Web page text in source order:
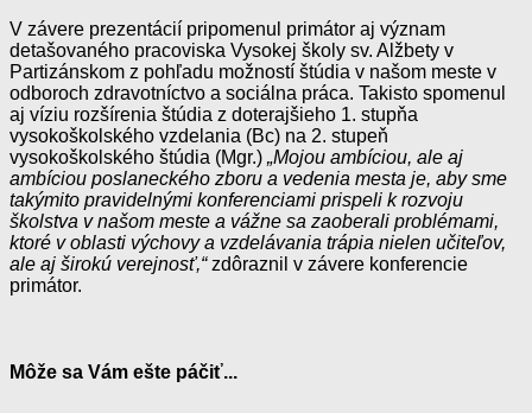
V závere prezentácií pripomenul primátor aj význam
detašovaného pracoviska Vysokej školy sv. Alžbety v
Partizánskom z pohľadu možností štúdia v našom meste v
odboroch zdravotníctvo a sociálna práca. Takisto spomenul
aj víziu rozšírenia štúdia z doterajšieho 1. stupňa
vysokoškolského vzdelania (Bc) na 2. stupeň
vysokoškolského štúdia (Mgr.) „Mojou ambíciou, ale aj
ambíciou poslaneckého zboru a vedenia mesta je, aby sme
takýmito pravidelnými konferenciami prispeli k rozvoju
školstva v našom meste a vážne sa zaoberali problémami,
ktoré v oblasti výchovy a vzdelávania trápia nielen učiteľov,
ale aj širokú verejnosť,“zdôraznil v závere konferencie
primátor.
Môže sa Vám ešte páčiť...